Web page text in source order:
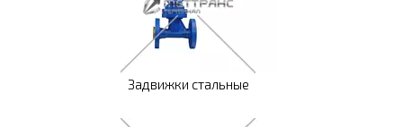
Задвижки стальные